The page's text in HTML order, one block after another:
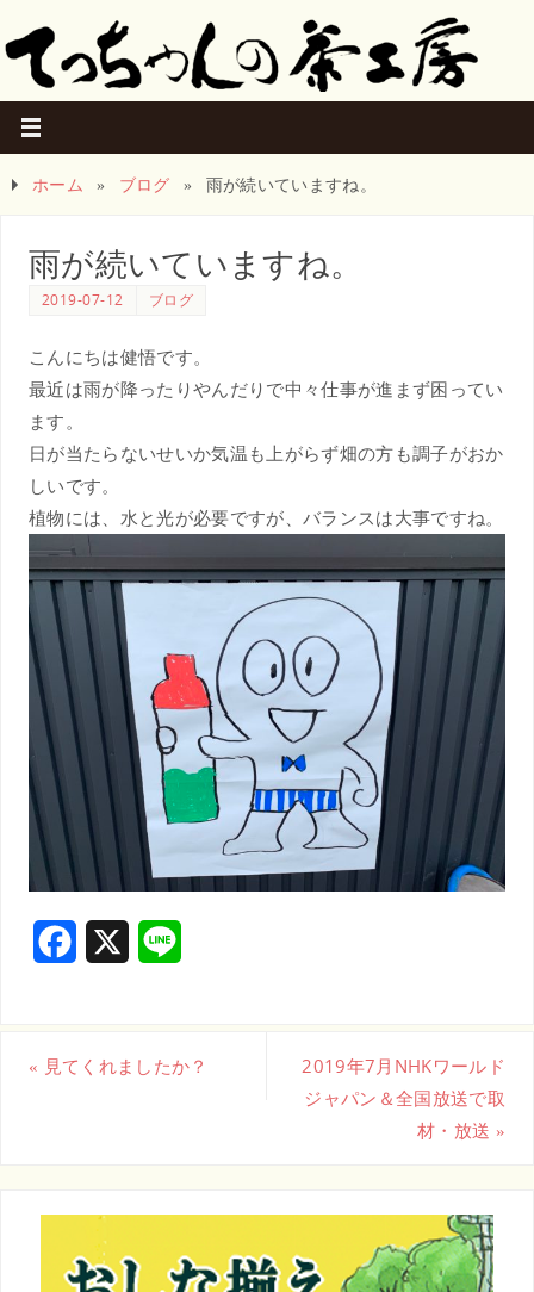
ホーム » ブログ » 雨が続いていますね。
雨が続いていますね。
2019-07-12 ブログ
こんにちは健悟です。
最近は雨が降ったりやんだりで中々仕事が進まず困ってい
ます。
日が当たらないせいか気温も上がらず畑の方も調子がおか
しいです。
植物には、水と光が必要ですが、バランスは大事ですね。
e
e
« 見てくれましたか？
2019年7月NHKワールド
ジャパン＆全国放送で取
材・放送 »